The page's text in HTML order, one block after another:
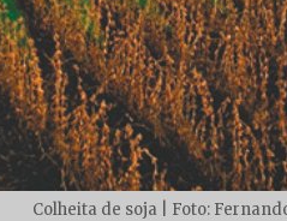
Colheita de soja | Foto: